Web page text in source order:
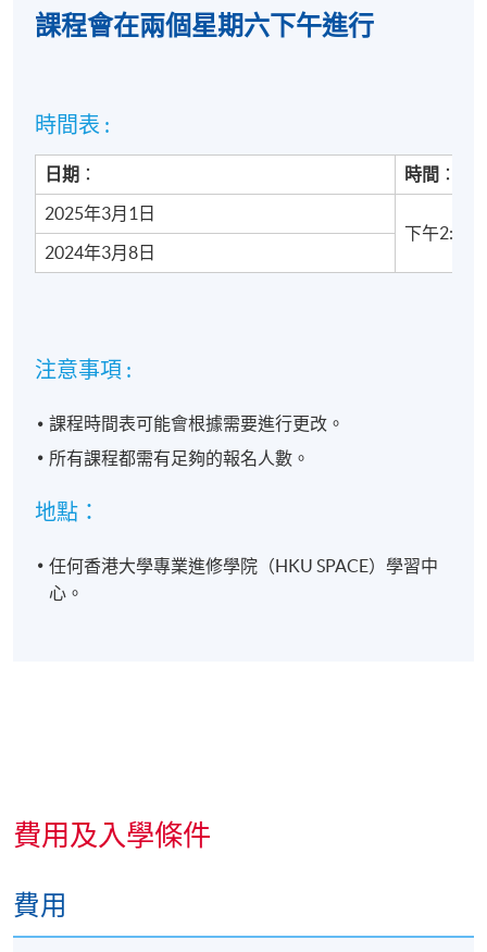
Mr
VP of
Operations,
Key
Accounts
Hina
Technology
Coleman擁有9年的數位領域經驗
責資料跟蹤、搜索行銷管理和程式化解
頒授證書
學員修畢課程，上課出席率達70%或以上，按香港大學
列 : 透過TikTok商店擴展全球市場" 修讀證明書。
報名代碼
課程會在兩個星期六下午進行
時間表 :
日期 ： 時間 ：
2025年3月1日
下午2:00 -
2024年3月8日
注意事項 :
課程時間表可能會根據需要進行更改。
所有課程都需有足夠的報名人數。
地點：
任何香港大學專業進修學院（HKU SPACE）學習中
心。
費用及入學條件
費用